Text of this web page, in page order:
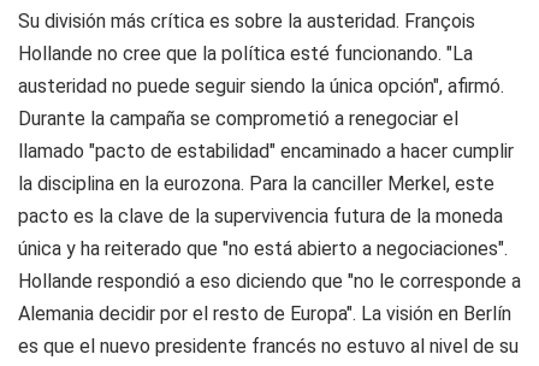
Su división más crítica es sobre la austeridad. François
Hollande no cree que la política esté funcionando. "La
austeridad no puede seguir siendo la única opción", afirmó.
Durante la campaña se comprometió a renegociar el
llamado "pacto de estabilidad" encaminado a hacer cumplir
la disciplina en la eurozona. Para la canciller Merkel, este
pacto es la clave de la supervivencia futura de la moneda
única y ha reiterado que "no está abierto a negociaciones".
Hollande respondió a eso diciendo que "no le corresponde a
Alemania decidir por el resto de Europa". La visión en Berlín
es que el nuevo presidente francés no estuvo al nivel de su